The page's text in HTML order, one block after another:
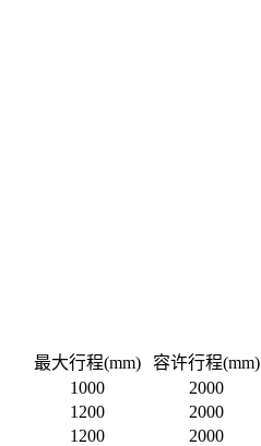
最大行程(mm)
容许行程(mm)
1000
2000
1200
2000
1200
2000